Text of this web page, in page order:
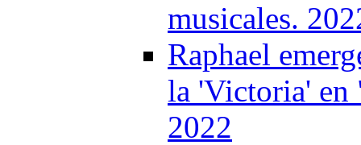
musicales.
Raphael
la 'Victoria' en
2022